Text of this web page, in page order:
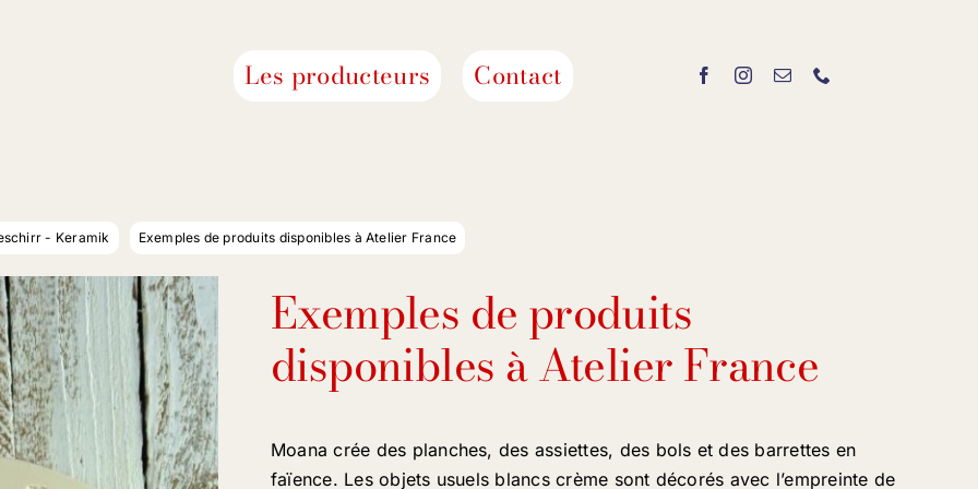
Les producteurs Contact
- Keramik Exemples de produits disponibles à Atelier France
Exemples de produits
disponibles à Atelier France
Moana crée des planches, des assiettes, des bols et des barrettes en
faïence. Les objets usuels blancs crème sont décorés avec l’empreinte de